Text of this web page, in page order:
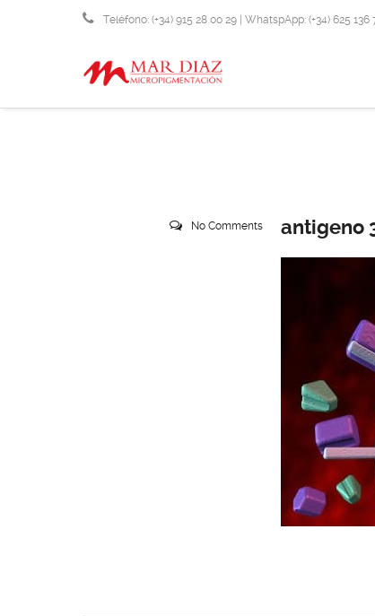
Teléfono: (+34) 915 28 00 29 | WhatspApp: (+34) 625 136
No Comments antigeno